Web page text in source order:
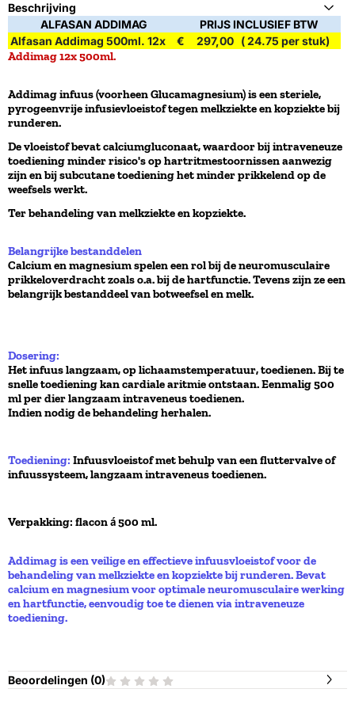
Beschrijving
ALFASAN ADDIMAG
PRIJS INCLUSIEF BTW
Alfasan Addimag 500ml. 12x
€ 297,00 ( 24.75 per stuk)
Addimag 12x 500ml.
Addimag infuus (voorheen Glucamagnesium) is een steriele,
pyrogeenvrije infusievloeistof tegen melkziekte en kopziekte bij
runderen.
De vloeistof bevat calciumgluconaat, waardoor bij intraveneuze
toediening minder risico's op hartritmestoornissen aanwezig
zijn en bij subcutane toediening het minder prikkelend op de
weefsels werkt.
Ter behandeling van melkziekte en kopziekte.
Belangrijke bestanddelen
Calcium en magnesium spelen een rol bij de neuromusculaire
prikkeloverdracht zoals o.a. bij de hartfunctie. Tevens zijn ze een
belangrijk bestanddeel van botweefsel en melk.
Dosering:
Het infuus langzaam, op lichaamstemperatuur, toedienen. Bij te
snelle toediening kan cardiale aritmie ontstaan. Eenmalig 500
ml per dier langzaam intraveneus toedienen.
Indien nodig de behandeling herhalen.
Toediening: Infuusvloeistof met behulp van een fluttervalve of
infuussysteem, langzaam intraveneus toedienen.
Verpakking: flacon á 500 ml.
Addimag is een veilige en effectieve infuusvloeistof voor de
behandeling van melkziekte en kopziekte bij runderen. Bevat
calcium en magnesium voor optimale neuromusculaire werking
en hartfunctie, eenvoudig toe te dienen via intraveneuze
toediening.
Beoordelingen (0)